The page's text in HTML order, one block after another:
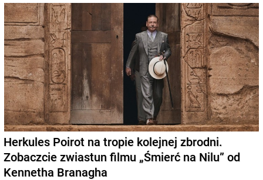
Herkules Poirot na tropie kolejnej zbrodni.
Zobaczcie zwiastun filmu „Śmierć na Nilu” od
Kennetha Branagha